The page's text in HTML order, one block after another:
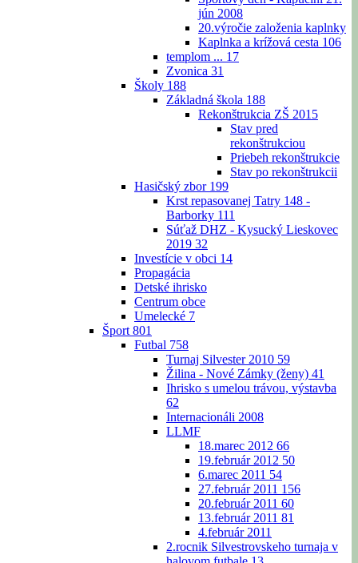
jún 2008
20.výročie založenia kaplnky
Kaplnka a krížová cesta 106
templom ... 17
Zvonica 31
Školy 188
Základná škola 188
Rekonštrukcia ZŠ 2015
Stav pred
rekonštrukciou
Priebeh rekonštrukcie
Stav po rekonštrukcii
Hasičský zbor 199
Krst repasovanej Tatry 148 -
Barborky 111
Súťaž DHZ - Kysucký Lieskovec
2019 32
Investície v obci 14
Propagácia
Detské ihrisko
Centrum obce
Umelecké 7
Šport 801
Futbal 758
Turnaj Silvester 2010 59
Žilina - Nové Zámky (ženy) 41
Ihrisko s umelou trávou, výstavba
62
Internacionáli 2008
LLMF
18.marec 2012 66
19.február 2012 50
6.marec 2011 54
27.február 2011 156
20.február 2011 60
13.február 2011 81
4.február 2011
2.rocnik Silvestrovskeho turnaja v